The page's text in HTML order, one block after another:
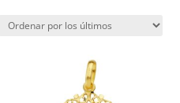
Ordenado